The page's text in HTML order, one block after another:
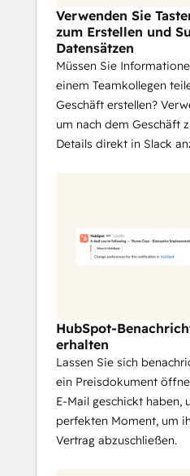
Verwenden Sie
zum Erstellen und
Datensätzen
Müssen Sie
einem Teamkollegen
Geschäft erstellen?
um nach dem Geschäft
Details direkt in Slack
HubSpot-
erhalten
Lassen Sie sich
ein Preisdokument
E-Mail geschickt haben,
perfekten Moment, um
Vertrag abzuschließen.